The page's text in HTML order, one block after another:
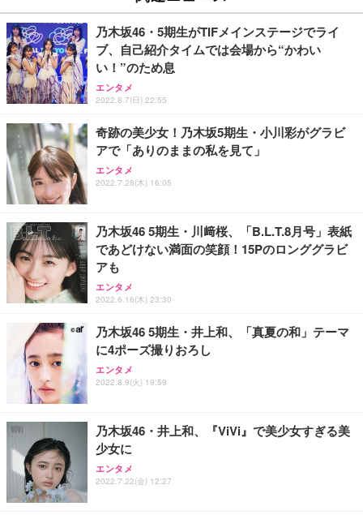
￥27,999
Sezlife オフィスチェア デスクチェア 疲れない テレ
ワーク チェア 強化バックレスト 30度ロッキング機
能 人間工学 椅子 腰サポート 90度跳ね上げ式アーム
レスト 3Dヘッドレスト ハンガー付き 高反発クッシ
務用 おしゃれ パソコンチェア (ブラック)
Sezlife オフィスチェア デスクチェア 疲れない テレ
ワーク チェア 強化バックレスト 30度ロッキング機
能 人間工学 椅子 腰サポート 90度跳ね上げ式アーム
務用 おしゃれ パソコンチェア (ホワイト)
ANDWINT オフィスチェア デスクチェア 肘なし メ
ッシュ 通気性 ランバーサポート付き 腰サポート ガ
ス圧無段階昇降 360度回転 キャスター付き コンパク
ト 幅52×奥行58.5×高さ84～96cm テレワーク 在宅
￥4,139
￥109,572
【純正品】27"ゲーミングモニター DualSense 充電
フック付き（CFI-ZDM1J）
￥49,979
【整備済み品】Dell E2724HS 27インチ 液晶モニタ
ー フルHD（1920×1080）VA 非光沢 HDMI/DisplayP
ort/VGA スピーカー内蔵 高さ調整 スイベル VESA対
【MiniLED/24.5inch/280Hz/FHD】GRAPHT THE S
HOOTER Gaming Monitor 24” Essential ゲーミン
グモニター QD 24.5インチ 1ms FHD 量子ドット 残
像低減 (3年保証 | 輝点保証 | 日本メーカー)
￥34,980
￥3,234
ネオ・ルーライフ ネオ・オムツ L 中型犬用 26枚入
り 単品
￥1,800
Smart Basic(スマートベーシック) 【Amazon.co.jp
限定】 Smart Basic アイリスオーヤマ ペットシーツ
超厚型 お徳用 ワイド 100枚入 (x 1) (ケース販売)
アイリスオーヤマ ペットシーツ 超厚型 お徳用 レギ
ュラー 200枚入【Amazon.co.jp限定】
￥3,731
乃木坂46・5期生がTIFメインステージでライ
ブ、自己紹介タイムでは会場から“かわい
い！”のため息
エンタメ
2022.8.7(日) 22:55
奇跡の美少女！乃木坂5期生・小川彩がグラビ
アで「ありのままの私を見て」
エンタメ
2022.7.28(木) 16:05
乃木坂46 5期生・川﨑桜、「B.L.T.8月号」表紙
であどけない満面の笑顔！15Pのロンググラビ
アも
エンタメ
2022.6.16(木) 23:30
乃木坂46 5期生・井上和、「真夏の和」テーマ
に4ポーズ撮りおろし
エンタメ
2022.8.9(火) 19:59
乃木坂46・井上和、『ViVi』で美少女すぎる美
少女に
エンタメ
2022.7.22(金) 12:27